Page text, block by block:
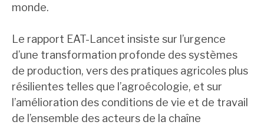
monde.
Le rapport EAT-Lancet insiste sur l’urgence
d’une transformation profonde des systèmes
de production, vers des pratiques agricoles plus
résilientes telles que l’agroécologie, et sur
l’amélioration des conditions de vie et de travail
de l’ensemble des acteurs de la chaîne